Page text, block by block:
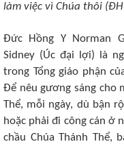
làm việc vì Chúa thôi
Ðức Hồng Y Norman
Sidney (Úc đại lợi) là
trong Tổng giáo phận
Ðể nêu gương sáng cho
Thể, mỗi ngày, dù bận
hoặc phải đi công cán ở
chầu Chúa Thánh Thể,